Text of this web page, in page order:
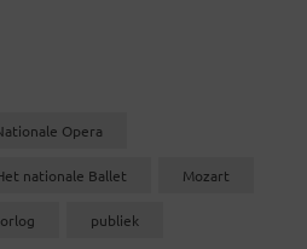
Opera
nationale Ballet Mozart
publiek